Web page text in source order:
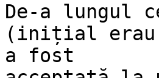
De-a lungul
(inițial erau
a fost